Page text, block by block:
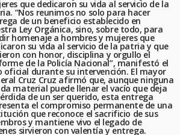
que dedicaron su vida al servicio de la
“Nos reunimos no solo para hacer
de un beneficio establecido en
Ley Orgánica, sino, sobre todo, para
homenaje a hombres y mujeres que
su vida al servicio de la patria y que
con honor, disciplina y orgullo el
de la Policía Nacional”, manifestó el
oficial durante su intervención. El mayor
Cruz Cruz afirmó que, aunque ninguna
material puede llenar el vacío que deja
de un ser querido, esta entrega
el compromiso permanente de una
que reconoce el sacrificio de sus
y mantiene vivo el legado de
sirvieron con valentía y entrega.